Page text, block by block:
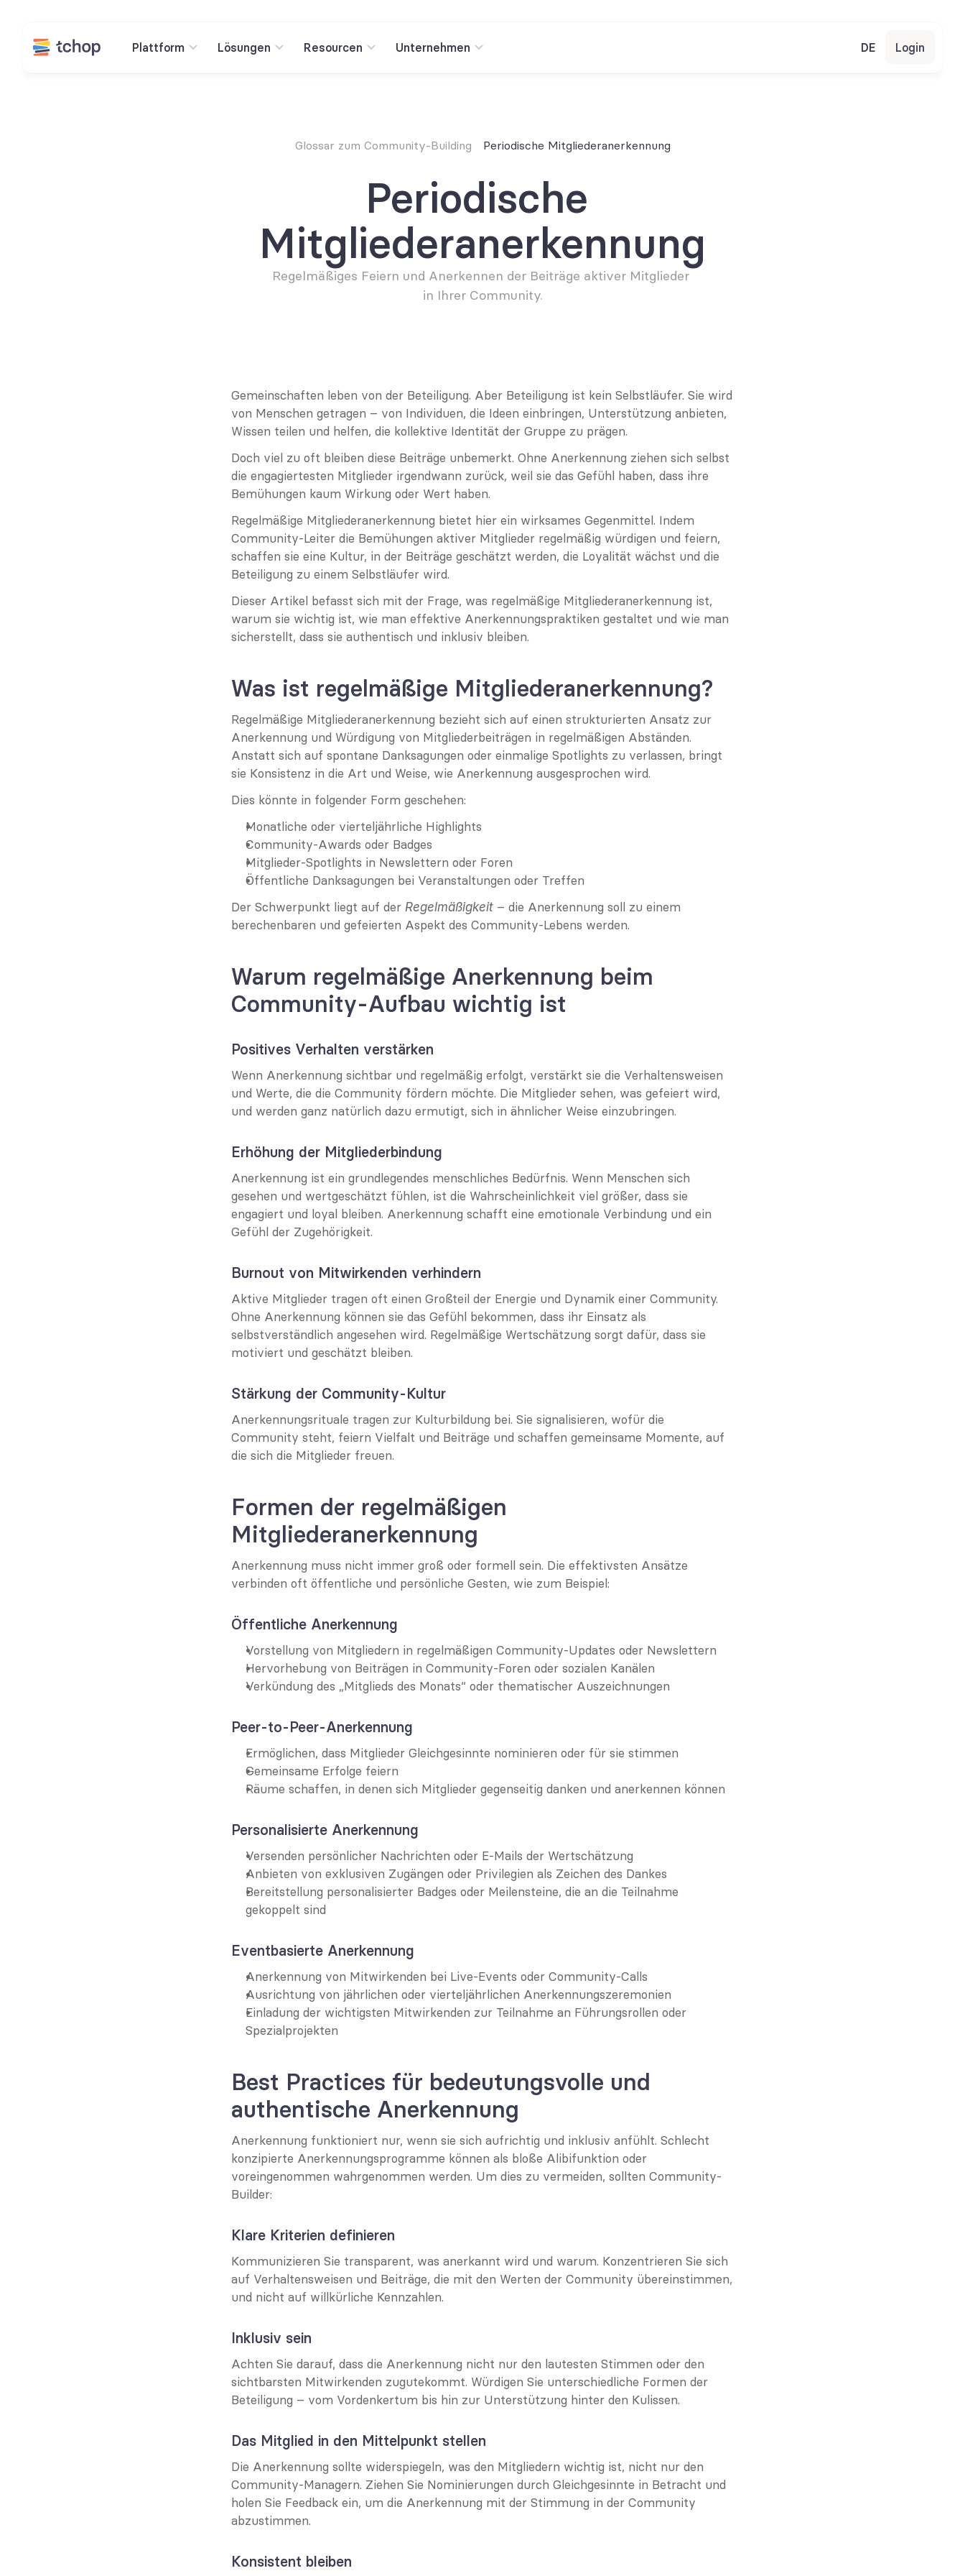
Plattform Lösungen Resourcen Unternehmen DE Login
Glossar zum Community-Building Periodische Mitgliederanerkennung
Periodische
Mitgliederanerkennung
Regelmäßiges Feiern und Anerkennen der Beiträge aktiver Mitglieder
in Ihrer Community.
Gemeinschaften leben von der Beteiligung. Aber Beteiligung ist kein Selbstläufer. Sie wird
von Menschen getragen – von Individuen, die Ideen einbringen, Unterstützung anbieten,
Wissen teilen und helfen, die kollektive Identität der Gruppe zu prägen.
Doch viel zu oft bleiben diese Beiträge unbemerkt. Ohne Anerkennung ziehen sich selbst
die engagiertesten Mitglieder irgendwann zurück, weil sie das Gefühl haben, dass ihre
Bemühungen kaum Wirkung oder Wert haben.
Regelmäßige Mitgliederanerkennung bietet hier ein wirksames Gegenmittel. Indem
Community-Leiter die Bemühungen aktiver Mitglieder regelmäßig würdigen und feiern,
schaffen sie eine Kultur, in der Beiträge geschätzt werden, die Loyalität wächst und die
Beteiligung zu einem Selbstläufer wird.
Dieser Artikel befasst sich mit der Frage, was regelmäßige Mitgliederanerkennung ist,
warum sie wichtig ist, wie man effektive Anerkennungspraktiken gestaltet und wie man
sicherstellt, dass sie authentisch und inklusiv bleiben.
Was ist regelmäßige Mitgliederanerkennung?
Regelmäßige Mitgliederanerkennung bezieht sich auf einen strukturierten Ansatz zur
Anerkennung und Würdigung von Mitgliederbeiträgen in regelmäßigen Abständen.
Anstatt sich auf spontane Danksagungen oder einmalige Spotlights zu verlassen, bringt
sie Konsistenz in die Art und Weise, wie Anerkennung ausgesprochen wird.
Dies könnte in folgender Form geschehen:
Monatliche oder vierteljährliche Highlights
Community-Awards oder Badges
Mitglieder-Spotlights in Newslettern oder Foren
Öffentliche Danksagungen bei Veranstaltungen oder Treffen
Der Schwerpunkt liegt auf der Regelmäßigkeit – die Anerkennung soll zu einem
berechenbaren und gefeierten Aspekt des Community-Lebens werden.
Warum regelmäßige Anerkennung beim
Community-Aufbau wichtig ist
Positives Verhalten verstärken
Wenn Anerkennung sichtbar und regelmäßig erfolgt, verstärkt sie die Verhaltensweisen
und Werte, die die Community fördern möchte. Die Mitglieder sehen, was gefeiert wird,
und werden ganz natürlich dazu ermutigt, sich in ähnlicher Weise einzubringen.
Erhöhung der Mitgliederbindung
Anerkennung ist ein grundlegendes menschliches Bedürfnis. Wenn Menschen sich
gesehen und wertgeschätzt fühlen, ist die Wahrscheinlichkeit viel größer, dass sie
engagiert und loyal bleiben. Anerkennung schafft eine emotionale Verbindung und ein
Gefühl der Zugehörigkeit.
Burnout von Mitwirkenden verhindern
Aktive Mitglieder tragen oft einen Großteil der Energie und Dynamik einer Community.
Ohne Anerkennung können sie das Gefühl bekommen, dass ihr Einsatz als
selbstverständlich angesehen wird. Regelmäßige Wertschätzung sorgt dafür, dass sie
motiviert und geschätzt bleiben.
Stärkung der Community-Kultur
Anerkennungsrituale tragen zur Kulturbildung bei. Sie signalisieren, wofür die
Community steht, feiern Vielfalt und Beiträge und schaffen gemeinsame Momente, auf
die sich die Mitglieder freuen.
Formen der regelmäßigen
Mitgliederanerkennung
Anerkennung muss nicht immer groß oder formell sein. Die effektivsten Ansätze
verbinden oft öffentliche und persönliche Gesten, wie zum Beispiel:
Öffentliche Anerkennung
Vorstellung von Mitgliedern in regelmäßigen Community-Updates oder Newslettern
Hervorhebung von Beiträgen in Community-Foren oder sozialen Kanälen
Verkündung des „Mitglieds des Monats“ oder thematischer Auszeichnungen
Peer-to-Peer-Anerkennung
Ermöglichen, dass Mitglieder Gleichgesinnte nominieren oder für sie stimmen
Gemeinsame Erfolge feiern
Räume schaffen, in denen sich Mitglieder gegenseitig danken und anerkennen können
Personalisierte Anerkennung
Versenden persönlicher Nachrichten oder E-Mails der Wertschätzung
Anbieten von exklusiven Zugängen oder Privilegien als Zeichen des Dankes
Bereitstellung personalisierter Badges oder Meilensteine, die an die Teilnahme
gekoppelt sind
Eventbasierte Anerkennung
Anerkennung von Mitwirkenden bei Live-Events oder Community-Calls
Ausrichtung von jährlichen oder vierteljährlichen Anerkennungszeremonien
Einladung der wichtigsten Mitwirkenden zur Teilnahme an Führungsrollen oder
Spezialprojekten
Best Practices für bedeutungsvolle und
authentische Anerkennung
Anerkennung funktioniert nur, wenn sie sich aufrichtig und inklusiv anfühlt. Schlecht
konzipierte Anerkennungsprogramme können als bloße Alibifunktion oder
voreingenommen wahrgenommen werden. Um dies zu vermeiden, sollten Community-
Builder:
Klare Kriterien definieren
Kommunizieren Sie transparent, was anerkannt wird und warum. Konzentrieren Sie sich
auf Verhaltensweisen und Beiträge, die mit den Werten der Community übereinstimmen,
und nicht auf willkürliche Kennzahlen.
Inklusiv sein
Achten Sie darauf, dass die Anerkennung nicht nur den lautesten Stimmen oder den
sichtbarsten Mitwirkenden zugutekommt. Würdigen Sie unterschiedliche Formen der
Beteiligung – vom Vordenkertum bis hin zur Unterstützung hinter den Kulissen.
Das Mitglied in den Mittelpunkt stellen
Die Anerkennung sollte widerspiegeln, was den Mitgliedern wichtig ist, nicht nur den
Community-Managern. Ziehen Sie Nominierungen durch Gleichgesinnte in Betracht und
holen Sie Feedback ein, um die Anerkennung mit der Stimmung in der Community
abzustimmen.
Konsistent bleiben